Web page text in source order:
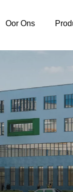
Oor Ons